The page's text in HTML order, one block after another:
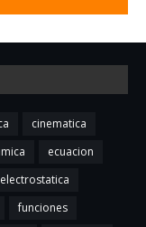
cinematica
ecuacion
electrostatica
funciones